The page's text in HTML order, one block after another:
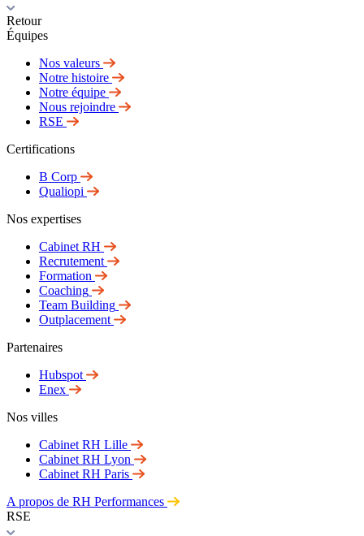
Retour
Équipes
Nos valeurs
Notre histoire
Notre équipe
Nous rejoindre
RSE
Certifications
B Corp
Qualiopi
Nos expertises
Cabinet RH
Recrutement
Formation
Coaching
Team Building
Outplacement
Partenaires
Hubspot
Enex
Nos villes
Cabinet RH Lille
Cabinet RH Lyon
Cabinet RH Paris
A propos de RH Performances
RSE